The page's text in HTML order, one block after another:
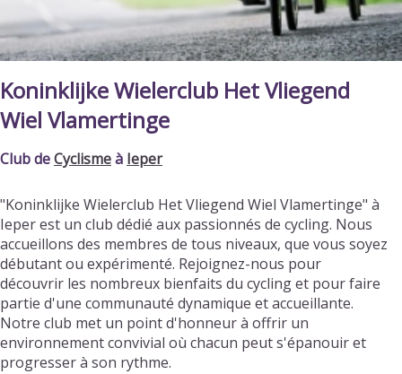
Koninklijke Wielerclub Het Vliegend
Wiel Vlamertinge
Club deCyclismeà Ieper
"Koninklijke Wielerclub Het Vliegend Wiel Vlamertinge" à
Ieper est un club dédié aux passionnés de cycling. Nous
accueillons des membres de tous niveaux, que vous soyez
débutant ou expérimenté. Rejoignez-nous pour
découvrir les nombreux bienfaits du cycling et pour faire
partie d'une communauté dynamique et accueillante.
Notre club met un point d'honneur à offrir un
environnement convivial où chacun peut s'épanouir et
progresser à son rythme.